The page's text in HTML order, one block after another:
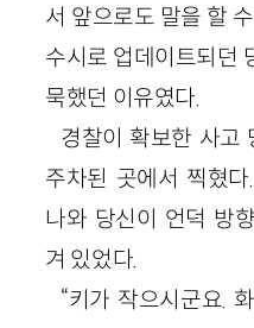
서 앞으로도 말을 할
수시로 업데이트되던
묵했던 이유였다.
경찰이 확보한 사고
주차된 곳에서 찍혔
나와 당신이 언덕 방
겨 있었다.
“키가 작으시군요.